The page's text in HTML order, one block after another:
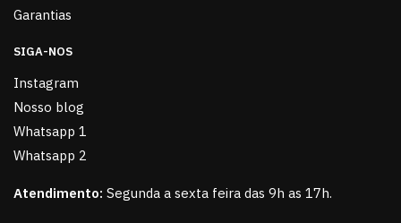
Garantias
SIGA-NOS
Instagram
Nosso blog
Whatsapp 1
Whatsapp 2
Atendimento: Segunda a sexta feira das 9h as 17h.